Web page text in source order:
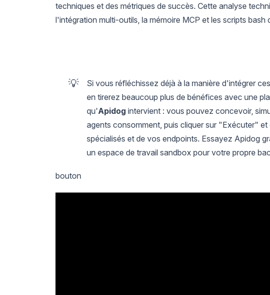
techniques et des métriques de succès. Cette analyse
l'intégration multi-outils, la mémoire MCP et les scripts bash
💡
Si vous réfléchissez déjà à la manière d'intégrer
en tirerez beaucoup plus de bénéfices avec une
qu'Apidog intervient : vous pouvez concevoir,
agents consomment, puis cliquer sur "Exécuter"
spécialisés et de vos endpoints. Essayez Apidog
un espace de travail sandbox pour votre propre
bouton